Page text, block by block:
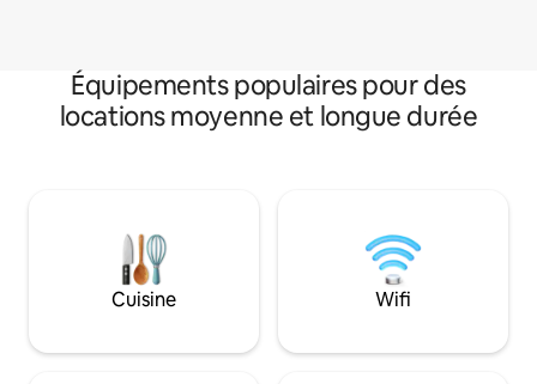
Équipements populaires pour des
locations moyenne et longue durée
Cuisine Wifi